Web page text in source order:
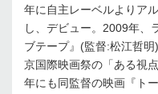
年に自主レーベルよりア
し、デビュー。2009年、
ブテープ』(監督:松江哲
京国際映画祭の「ある視
年にも同監督の映画『ト